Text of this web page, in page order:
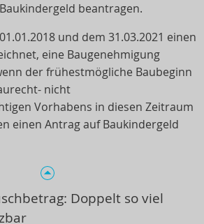
beantragen.
und dem 31.03.2021 einen
eine Baugenehmigung
der frühestmögliche Baubeginn
nicht
Vorhabens in diesen Zeitraum
einen Antrag auf Baukindergeld
Doppelt so viel